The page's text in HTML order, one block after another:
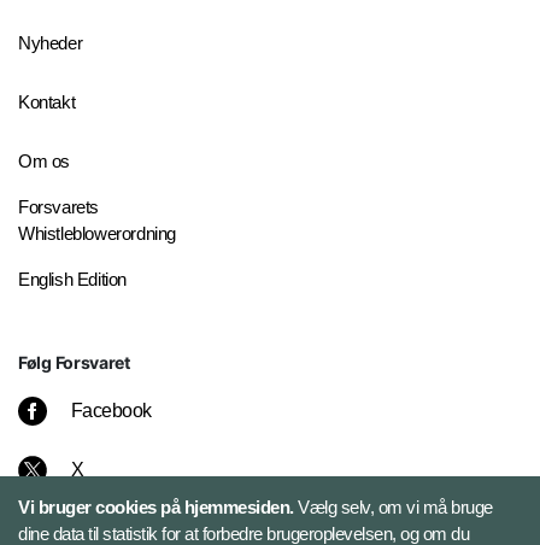
Nyheder
Kontakt
Om os
Forsvarets
Whistleblowerordning
English Edition
Følg Forsvaret
Facebook
X
Instagram
Vi bruger cookies på hjemmesiden.Vælg selv, om vi må bruge
dine data til statistik for at forbedre brugeroplevelsen, og om du